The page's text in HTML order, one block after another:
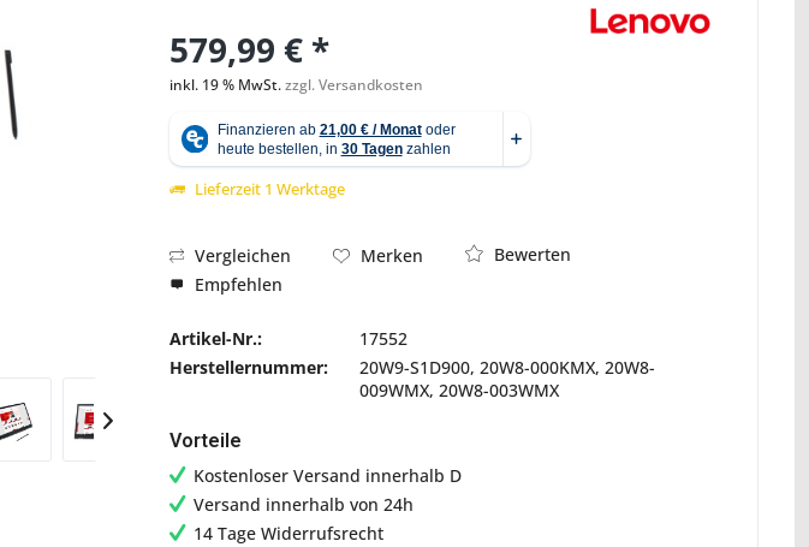
Abbildung ähnlich
579,99 € *
inkl. 19 % MwSt.zzgl. Versandkosten
Lieferzeit 1 Werktage
Vergleichen Merken
Bewerten
Empfehlen
Artikel-Nr.:
17552
Herstellernummer:
20W9-S1D900, 20W8-000KMX, 20W8-
009WMX, 20W8-003WMX
Vorteile
Kostenloser Versand innerhalb D
Versand innerhalb von 24h
14 Tage Widerrufsrecht